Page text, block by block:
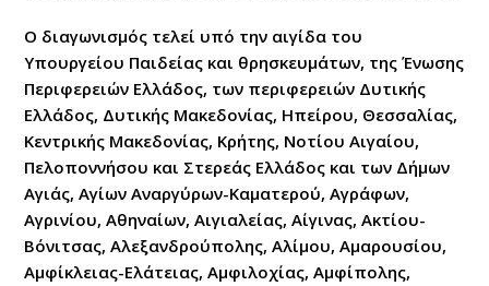
Ο διαγωνισμός τελεί υπό την αιγίδα του
Υπουργείου Παιδείας και θρησκευμάτων, της Ένωσης
Περιφερειών Ελλάδος, των περιφερειών Δυτικής
Ελλάδος, Δυτικής Μακεδονίας, Ηπείρου, Θεσσαλίας,
Κεντρικής Μακεδονίας, Κρήτης, Νοτίου Αιγαίου,
Πελοποννήσου και Στερεάς Ελλάδος και των Δήμων
Αγιάς, Αγίων Αναργύρων-Καματερού, Αγράφων,
Αγρινίου, Αθηναίων, Αιγιαλείας, Αίγινας, Ακτίου-
Βόνιτσας, Αλεξανδρούπολης, Αλίμου, Αμαρουσίου,
Αμφίκλειας-Ελάτειας, Αμφιλοχίας, Αμφίπολης,